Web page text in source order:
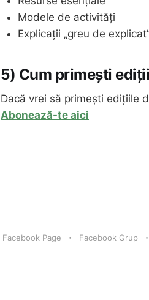
Modele de activități
Explicații „greu de
5) Cum primești
Dacă vrei să primești edițiile
Abonează-te aici
Facebook Page Facebook Grup